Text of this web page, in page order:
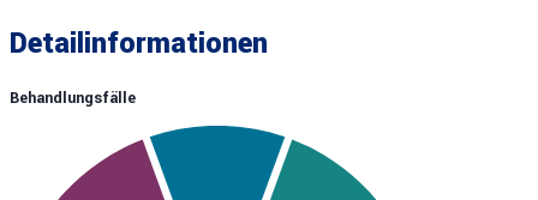
Detailinformationen
Behandlungsfälle